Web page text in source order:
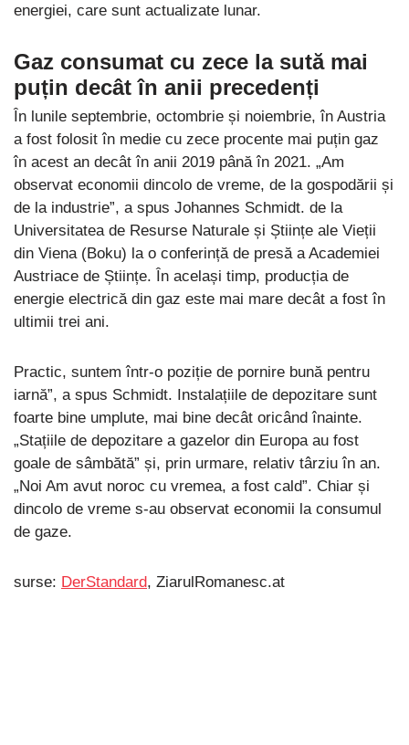
energiei, care sunt actualizate lunar.
Gaz consumat cu zece la sută mai
puțin decât în ​​anii precedenți
În lunile septembrie, octombrie și noiembrie, în Austria
a fost folosit în medie cu zece procente mai puțin gaz
în acest an decât în ​​anii 2019 până în 2021. „Am
observat economii dincolo de vreme, de la gospodării și
de la industrie”, a spus Johannes Schmidt. de la
Universitatea de Resurse Naturale și Științe ale Vieții
din Viena (Boku) la o conferință de presă a Academiei
Austriace de Științe. În același timp, producția de
energie electrică din gaz este mai mare decât a fost în
ultimii trei ani.
Practic, suntem într-o poziție de pornire bună pentru
iarnă”, a spus Schmidt. Instalațiile de depozitare sunt
foarte bine umplute, mai bine decât oricând înainte.
„Stațiile de depozitare a gazelor din Europa au fost
goale de sâmbătă” și, prin urmare, relativ târziu în an.
„Noi Am avut noroc cu vremea, a fost cald”. Chiar și
dincolo de vreme s-au observat economii la consumul
de gaze.
surse: DerStandard, ZiarulRomanesc.at